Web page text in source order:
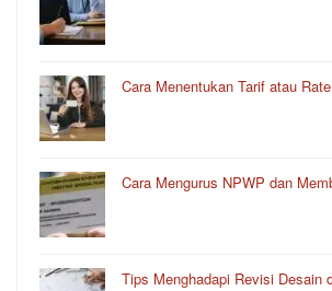
Cara Menentukan Tarif atau
Cara Mengurus NPWP dan
Tips Menghadapi Revisi Desain